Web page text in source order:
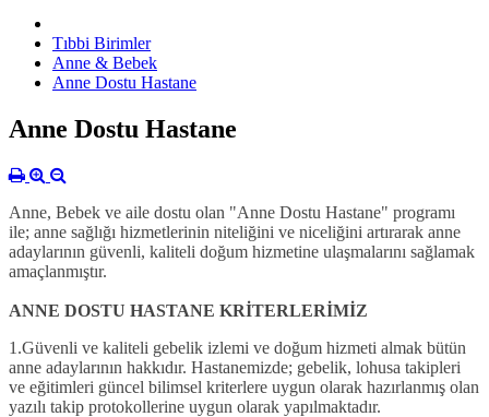
Tıbbi Birimler
Anne & Bebek
Anne Dostu Hastane
Anne Dostu Hastane
Anne, Bebek ve aile dostu olan "Anne Dostu Hastane" programı
ile; anne sağlığı hizmetlerinin niteliğini ve niceliğini artırarak anne
adaylarının güvenli, kaliteli doğum hizmetine ulaşmalarını sağlamak
amaçlanmıştır.
ANNE DOSTU HASTANE KRİTERLERİMİZ
1.Güvenli ve kaliteli gebelik izlemi ve doğum hizmeti almak bütün
anne adaylarının hakkıdır. Hastanemizde; gebelik, lohusa takipleri
ve eğitimleri güncel bilimsel kriterlere uygun olarak hazırlanmış olan
yazılı takip protokollerine uygun olarak yapılmaktadır.